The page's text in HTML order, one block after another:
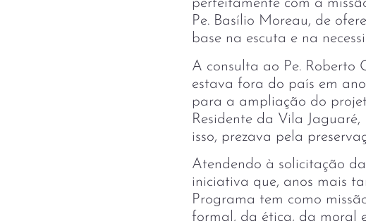
perfeitamente com a
Pe. Basílio Moreau, de
base na escuta e na
A consulta ao Pe. Roberto
estava fora do país em
para a ampliação do
Residente da Vila
isso, prezava pela
Atendendo à solicitação
iniciativa que, anos mais
Programa tem como
formal, da ética, da moral